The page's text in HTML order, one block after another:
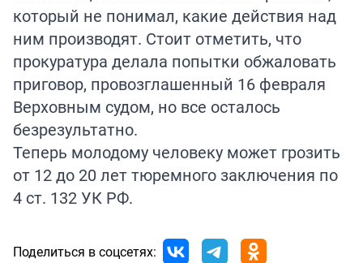
который не понимал, какие действия над
ним производят. Стоит отметить, что
прокуратура делала попытки обжаловать
приговор, провозглашенный 16 февраля
Верховным судом, но все осталось
безрезультатно.
Теперь молодому человеку может грозить
от 12 до 20 лет тюремного заключения по
4 ст. 132 УК РФ.
Поделиться в соцсетях: